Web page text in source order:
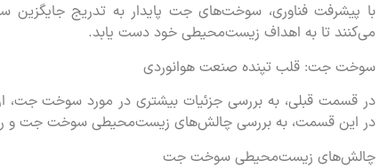
با پیشرفت فناوری، سوخت‌های جت پایدار به تدریج
می‌کنند تا به اهداف زیست‌محیطی خود دست یابد.
سوخت جت: قلب تپنده صنعت هوانوردی
در قسمت قبلی، به بررسی جزئیات بیشتری در مورد سوخت جت، از
در این قسمت، به بررسی چالش‌های زیست‌محیطی سوخت جت و
چالش‌های زیست‌محیطی سوخت جت